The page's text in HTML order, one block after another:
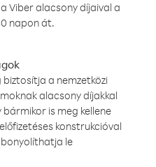
Viber alacsony díjaival a
napon át.
a nemzetközi
alacsony díjakkal
is meg kellene
konstrukcióval
le